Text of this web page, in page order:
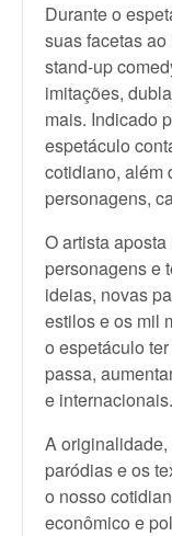
Durante o
suas facetas
stand-up
imitações,
mais. Indicado
espetáculo
cotidiano, além
personagens,
O artista
personagens e
ideias, novas
estilos e os mil
o espetáculo
passa,
e internacionais.
A
paródias e os
o nosso
econômico e